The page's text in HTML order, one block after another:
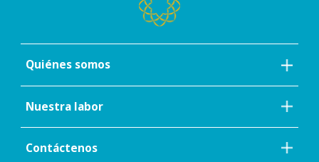
Quiénes somos
Nuestra labor
Contáctenos